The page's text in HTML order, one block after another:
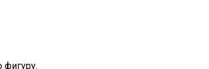
фигуру.